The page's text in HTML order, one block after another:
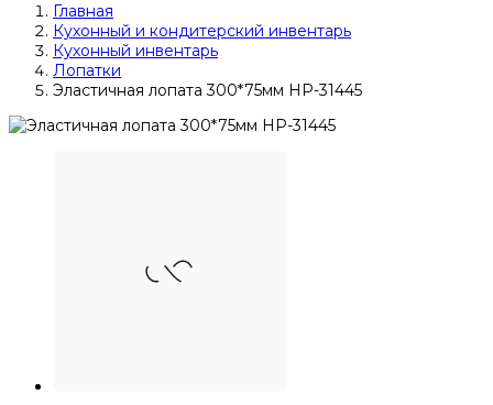
Главная
Кухонный и кондитерский инвентарь
Кухонный инвентарь
Лопатки
Эластичная лопата 300*75мм HP-31445